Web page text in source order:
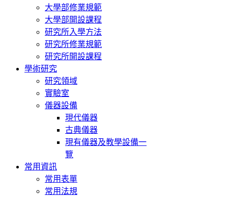
大學部修業規範
大學部開設課程
研究所入學方法
研究所修業規範
研究所開設課程
學術研究
研究領域
實驗室
儀器設備
現代儀器
古典儀器
現有儀器及教學設備一
覽
常用資訊
常用表單
常用法規